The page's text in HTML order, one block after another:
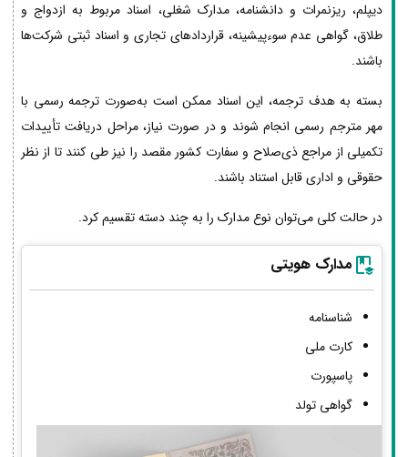
دیپلم، ریزنمرات و دانشنامه، مدارک شغلی، اسناد مربوط به ازدواج و
طلاق، گواهی عدم سوءپیشینه، قراردادهای تجاری و اسناد ثبتی شرکت‌ها
باشند.
بسته به هدف ترجمه، این اسناد ممکن است به‌صورت ترجمه رسمی با
مهر مترجم رسمی انجام شوند و در صورت نیاز، مراحل دریافت تأییدات
تکمیلی از مراجع ذی‌صلاح و سفارت کشور مقصد را نیز طی کنند تا از نظر
حقوقی و اداری قابل استناد باشند.
در حالت کلی می‌توان نوع مدارک را به چند دسته تقسیم کرد.
مدارک هویتی
شناسنامه
کارت ملی
پاسپورت
گواهی تولد